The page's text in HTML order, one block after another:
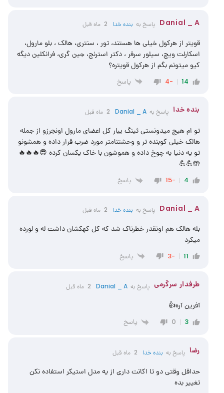
Danial _ A پاسخ به ‌‌بنده خدا 2 ماه قبل
قویتر از هرکول خیلی ها هستند، تور ، سنتری، هالک ، بلو مارول،
اسکارلت ویچ، سیلور سرفر ، دکتر استرنج، جین گری، فرانکلین دیگه
کیو میتونم بگم از هرکول قویتره؟
14
-4 پاسخ
‌‌بنده خدا پاسخ به Danial _ A 2 ماه قبل
تو ام هیچ میدونستی ثینگ یبار کل اعضای مارول اونجرزو از جمله
هالک خیلی کوبنده تر و وحشتنامتر مورد ضرب قرار داده و همشونو
تو یه دنیا به چوخ داده و هموشون با خاک یکسان کرده 😎🔥🔥🔥
🤲💪💪
4
-15 پاسخ
Danial _ A پاسخ به ‌‌بنده خدا 2 ماه قبل
بله هالک هم اونقدر خطرناک شد که کل کهکشان داشت له و لورده
میکرد
11
-3 پاسخ
طرفدار سرگرمی پاسخ بهDanial _ A 2 ماه قبل
آفرین آره👍
3
0 پاسخ
رضا پاسخ به بنده خدا 2 ماه قبل
حداقل وقتی دو تا اکانت داری از یه مدل استیکر استفاده نکن
تغییر بده